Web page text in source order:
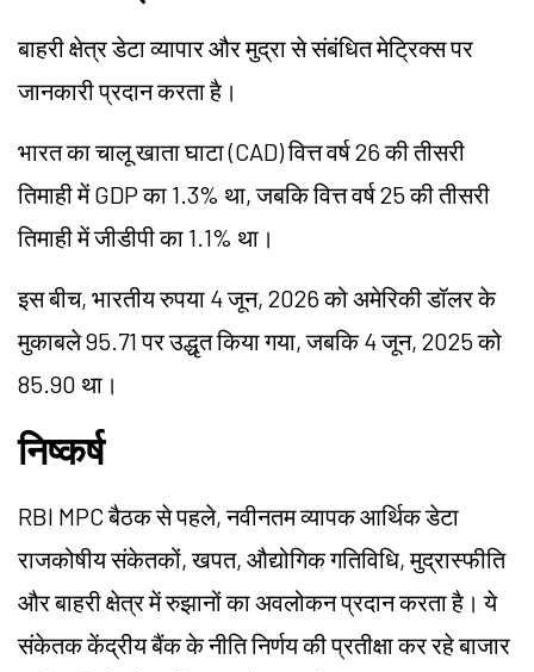
बाहरी क्षेत्र डेटा व्यापार और मुद्रा से संबंधित मेट्रिक्स पर
जानकारी प्रदान करता है।
भारत का चालू खाता घाटा (CAD) वित्त वर्ष 26 की तीसरी
तिमाही में GDP का 1.3% था, जबकि वित्त वर्ष 25 की तीसरी
तिमाही में जीडीपी का 1.1% था।
इस बीच, भारतीय रुपया 4 जून, 2026 को अमेरिकी डॉलर के
मुकाबले 95.71 पर उद्धृत किया गया, जबकि 4 जून, 2025 को
85.90 था।
निष्कर्ष
RBI MPC बैठक से पहले, नवीनतम व्यापक आर्थिक डेटा
राजकोषीय संकेतकों, खपत, औद्योगिक गतिविधि, मुद्रास्फीति
और बाहरी क्षेत्र में रुझानों का अवलोकन प्रदान करता है। ये
संकेतक केंद्रीय बैंक के नीति निर्णय की प्रतीक्षा कर रहे बाजार